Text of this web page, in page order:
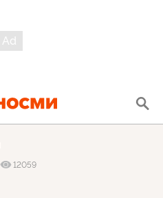
12059